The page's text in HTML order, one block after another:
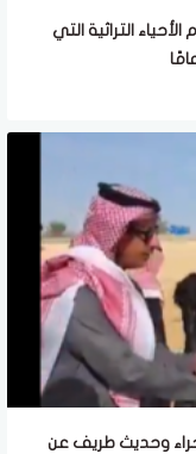
التراثية التي
وحديث طريف عن